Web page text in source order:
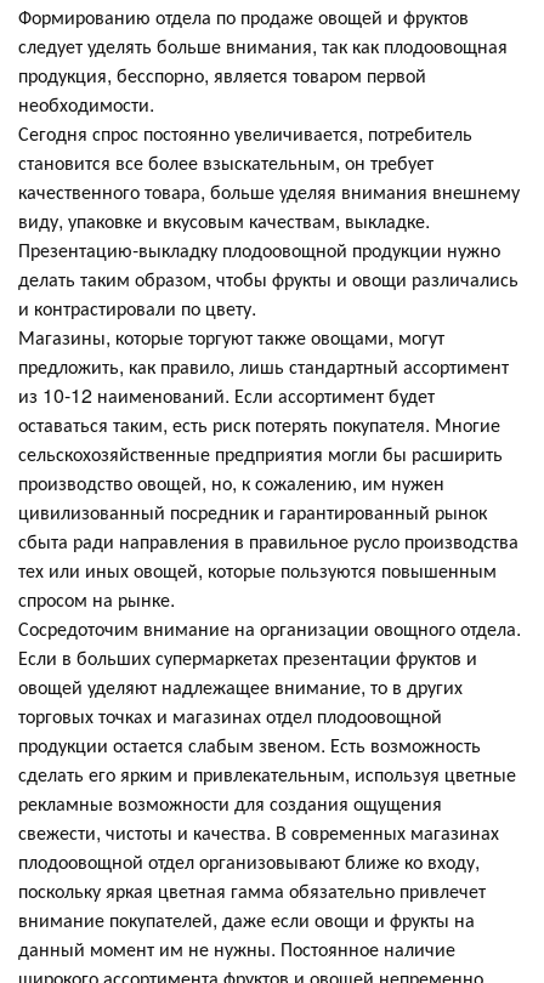
Формированию отдела по продаже овощей и фруктов
следует уделять больше внимания, так как плодоовощная
продукция, бесспорно, является товаром первой
необходимости.
Сегодня спрос постоянно увеличивается, потребитель
становится все более взыскательным, он требует
качественного товара, больше уделяя внимания внешнему
виду, упаковке и вкусовым качествам, выкладке.
Презентацию-выкладку плодоовощной продукции нужно
делать таким образом, чтобы фрукты и овощи различались
и контрастировали по цвету.
Магазины, которые торгуют также овощами, могут
предложить, как правило, лишь стандартный ассортимент
из 10-12 наименований. Если ассортимент будет
оставаться таким, есть риск потерять покупателя. Многие
сельскохозяйственные предприятия могли бы расширить
производство овощей, но, к сожалению, им нужен
цивилизованный посредник и гарантированный рынок
сбыта ради направления в правильное русло производства
тех или иных овощей, которые пользуются повышенным
спросом на рынке.
Сосредоточим внимание на организации овощного отдела.
Если в больших супермаркетах презентации фруктов и
овощей уделяют надлежащее внимание, то в других
торговых точках и магазинах отдел плодоовощной
продукции остается слабым звеном. Есть возможность
сделать его ярким и привлекательным, используя цветные
рекламные возможности для создания ощущения
свежести, чистоты и качества. В современных магазинах
плодоовощной отдел организовывают ближе ко входу,
поскольку яркая цветная гамма обязательно привлечет
внимание покупателей, даже если овощи и фрукты на
данный момент им не нужны. Постоянное наличие
широкого ассортимента фруктов и овощей непременно